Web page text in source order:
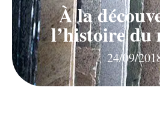
À la
l’histoire du
24/09/